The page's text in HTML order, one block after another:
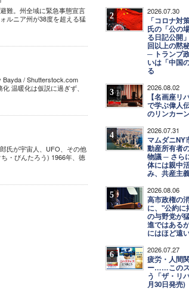
難。州全域に緊急事態宣言
ルニア州が38度を超える猛
Bayda / Shutterstock.com
温暖化は仮説に過ぎず、
氏が宇宙人、UFO、その他
・びんたろう) 1966年、徳
2 2026.07.30
「コロナ対
氏の「公の
る日記公開
回以上の黙
─ トランプ
いは「中国
る
3 2026.08.02
【名画座リ
で学ぶ偉人
のリンカーン
4 2026.07.31
マムダニNY
動産所有者
物議 ─ さら
体には親中
み、共産主
5 2026.08.06
高市政権の
に、"公約に
の与野党が
進ではある
にはほど遠
6 2026.07.27
疲労・人間
ー……このス
う「ザ・リ
月30日発売)